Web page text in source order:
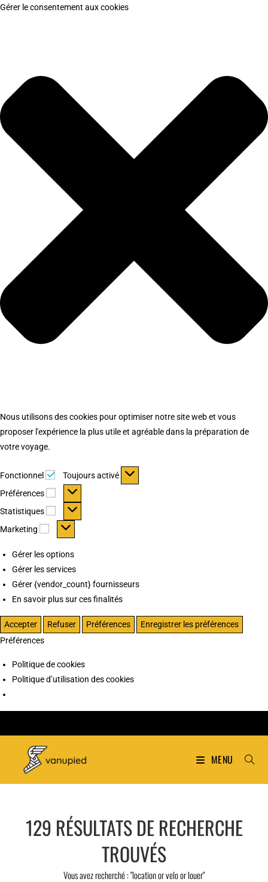
Gérer le consentement aux cookies
Nous utilisons des cookies pour optimiser notre site web et vous
proposer l'expérience la plus utile et agréable dans la préparation de
votre voyage.
Fonctionnel Fonctionnel
Toujours activé
Préférences
Préférences
Statistiques Statistiques
Marketing Marketing
Gérer les options
Gérer les services
Gérer {vendor_count} fournisseurs
En savoir plus sur ces finalités
Accepter Refuser Préférences
Enregistrer les préférences
Préférences
Politique de cookies
Politique d’utilisation des cookies
MENU
129 RÉSULTATS DE RECHERCHE
TROUVÉS
Vous avez recherché : "location or velo or louer"